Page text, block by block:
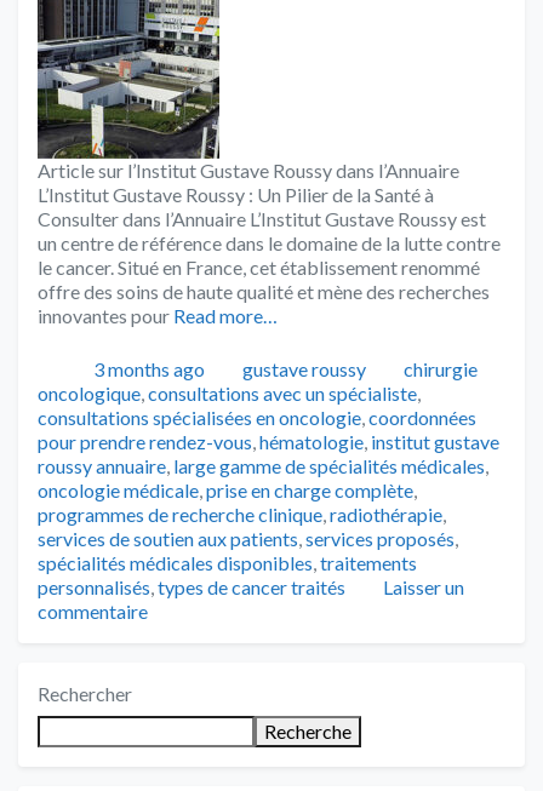
Article sur l’Institut Gustave Roussy dans l’Annuaire
L’Institut Gustave Roussy : Un Pilier de la Santé à
Consulter dans l’Annuaire L’Institut Gustave Roussy est
un centre de référence dans le domaine de la lutte contre
le cancer. Situé en France, cet établissement renommé
offre des soins de haute qualité et mène des recherches
innovantes pour Read more…
Publié3 months ago Catégories
gustave roussy Tags
chirurgie
oncologique,consultations avec un spécialiste,
consultations spécialisées en oncologie,coordonnées
pour prendre rendez-vous,hématologie, institut gustave
roussy annuaire, large gamme de spécialités médicales,
oncologie médicale,prise en charge complète,
programmes de recherche clinique,radiothérapie,
services de soutien aux patients,services proposés,
spécialités médicales disponibles,traitements
personnalisés,types de cancer traités
Laisser un
commentaire
Rechercher
Recherche